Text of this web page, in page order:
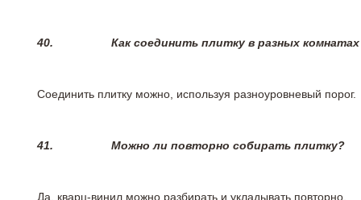
40. Как соединить плитку в разных
Соединить плитку можно, используя разноуровневый порог.
41. Можно ли повторно собирать плитку?
Да, кварц-винил можно разбирать и укладывать повторно.